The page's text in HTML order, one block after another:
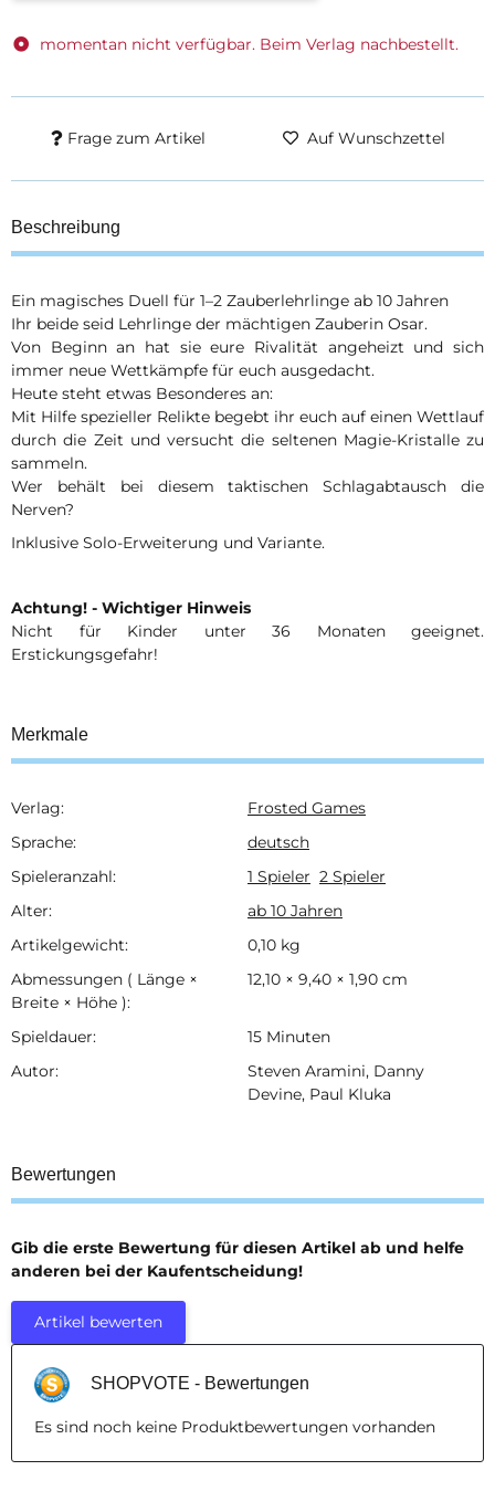
momentan nicht verfügbar. Beim Verlag nachbestellt.
Frage zum Artikel Auf Wunschzettel
Beschreibung
Ein magisches Duell für 1–2 Zauberlehrlinge ab 10 Jahren
Ihr beide seid Lehrlinge der mächtigen Zauberin Osar.
Von Beginn an hat sie eure Rivalität angeheizt und sich
immer neue Wettkämpfe für euch ausgedacht.
Heute steht etwas Besonderes an:
Mit Hilfe spezieller Relikte begebt ihr euch auf einen Wettlauf
durch die Zeit und versucht die seltenen Magie-Kristalle zu
sammeln.
Wer behält bei diesem taktischen Schlagabtausch die
Nerven?
Inklusive Solo-Erweiterung und Variante.
Achtung! - Wichtiger Hinweis
Nicht für Kinder unter 36 Monaten geeignet.
Erstickungsgefahr!
Merkmale
Produkteigenschaft
Wert
Verlag:
Frosted Games
Sprache:
deutsch
Spieleranzahl:
1 Spieler 2 Spieler
Alter:
ab 10 Jahren
Artikelgewicht:
0,10 kg
Abmessungen ( Länge ×
Breite × Höhe ):
12,10 × 9,40 × 1,90 cm
Spieldauer:
15 Minuten
Autor:
Steven Aramini, Danny
Devine, Paul Kluka
Bewertungen
Gib die erste Bewertung für diesen Artikel ab und helfe
anderen bei der Kaufentscheidung!
Artikel bewerten
SHOPVOTE - Bewertungen
Es sind noch keine Produktbewertungen vorhanden